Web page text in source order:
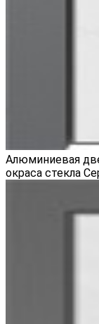
Алюминиевая
окраса стекла